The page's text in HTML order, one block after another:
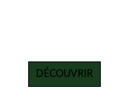
DÉCOUVRIR